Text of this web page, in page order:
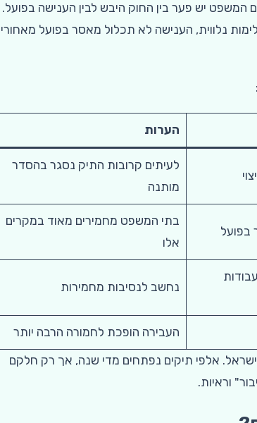
יש פער בין החוק היבש לבין הענישה בפועל.
נלווית, הענישה לא תכלול מאסר בפועל מאחורי
הערות
לעיתים קרובות התיק נסגר בהסדר
מותנה
בפועל
בתי המשפט מחמירים מאוד במקרים
אלו
נחשב לנסיבות מחמירות
העבירה הופכת לחמורה הרבה יותר
אלפי תיקים נפתחים מדי שנה, אך רק חלקם
וראיות.